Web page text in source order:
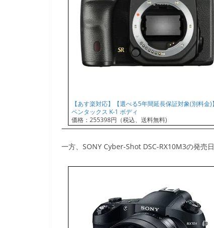
【あす楽対応】【選べる5年間延長保証対象(別料金)】
ペンタックス K-1 ボディ
価格：255398円（税込、送料無料)
一方、SONY Cyber-Shot DSC-RX10M3の発売